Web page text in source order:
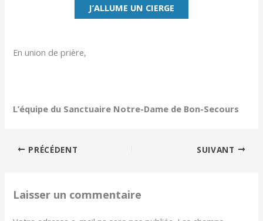
J’ALLUME UN CIERGE
En union de prière,
L’équipe du Sanctuaire Notre-Dame de Bon-Secours
PRÉCÉDENT SUIVANT
Laisser un commentaire